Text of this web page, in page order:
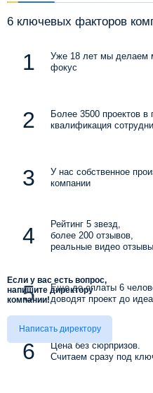
6 ключевых факторов
Уже 18 лет мы делаем
фокус
Более 3500 проектов
квалификация
У нас собственное
компании
Рейтинг 5 звезд,
более 200 отзывов,
реальные видео отзывы
Еще до оплаты 6
доводят проект до
Цена без сюрпризов.
Считаем сразу под
Если у вас есть вопрос,
напишите директору
компании!
Написать директору